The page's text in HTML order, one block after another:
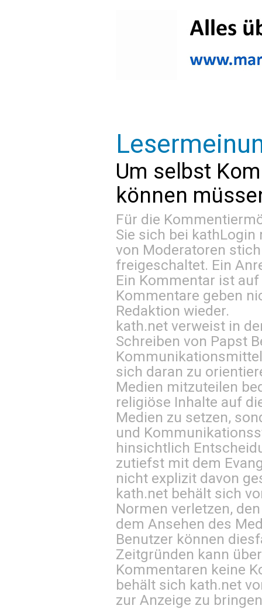
Um selbst
können
Für die
Sie sich bei kathLogin
von Moderatoren
freigeschaltet. Ein
Ein Kommentar ist
Kommentare geben
Redaktion wieder.
kath.net verweist in
Schreiben von Papst
sich daran zu
Medien mitzuteilen
religiöse Inhalte auf
Medien zu setzen,
und
hinsichtlich
zutiefst mit dem
nicht explizit davon
kath.net behält sich
Normen verletzen,
dem Ansehen des
Benutzer können
Zeitgründen kann
Kommentaren keine
behält sich kath.net
zur Anzeige zu